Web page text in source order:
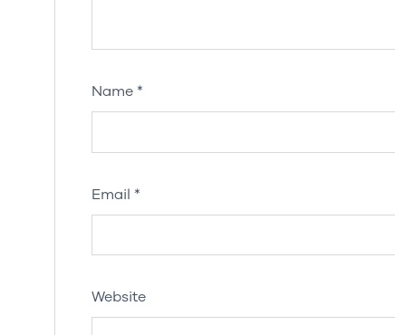
Name *
Email *
Website